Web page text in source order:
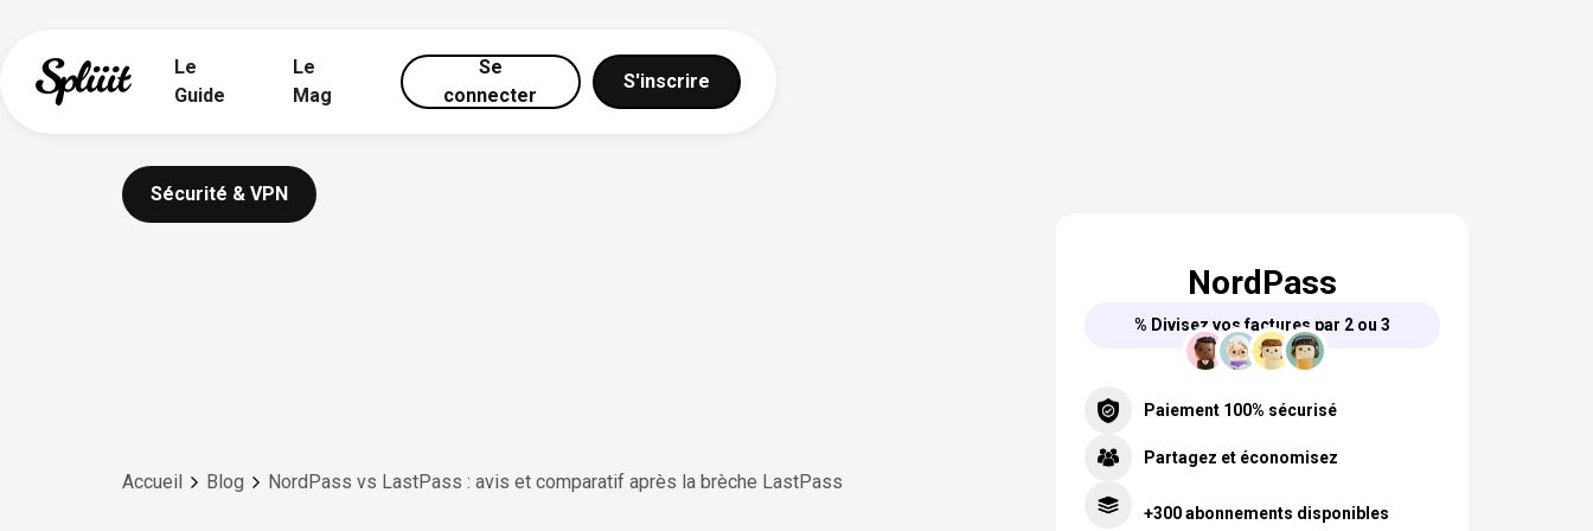
Le
Guide
Le
Mag
Se
connecter
S'inscrire
Sécurité & VPN
Accueil Blog NordPass vs LastPass : avis et comparatif après la brèche LastPass
NordPass
% Divisez vos factures par 2 ou 3
Paiement 100% sécurisé
Partagez et économisez
+300 abonnements disponibles